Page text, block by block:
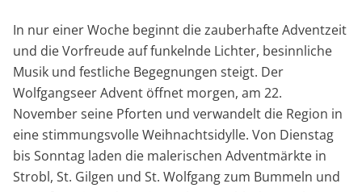
In nur einer Woche beginnt die zauberhafte Adventzeit
und die Vorfreude auf funkelnde Lichter, besinnliche
Musik und festliche Begegnungen steigt. Der
Wolfgangseer Advent öffnet morgen, am 22.
November seine Pforten und verwandelt die Region in
eine stimmungsvolle Weihnachtsidylle. Von Dienstag
bis Sonntag laden die malerischen Adventmärkte in
Strobl, St. Gilgen und St. Wolfgang zum Bummeln und